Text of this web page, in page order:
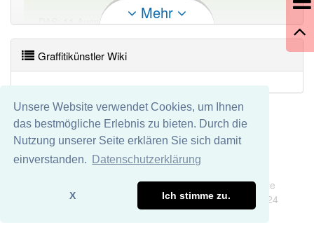
Unsere Website verwendet Cookies, um Ihnen
das bestmögliche Erlebnis zu bieten. Durch die
Nutzung unserer Seite erklären Sie sich damit
einverstanden.
Datenschutzerklärung
X Ich stimme zu.
DAS:11Ausnahmen Beispiele
Häufigkeit: 2 von 10
Wörter mit Endung-graffitikünstleraber mit einem
anderen Artikel: -1
98% unserer Spielapp-Nutzer haben den Artikel
Mehr
Graffitikünstler Wiki
Wir übernehmen keine Garantie und keine Haftung für die
Richtigkeit und Vollständigkeit dieser Seite. DDDEasy 2024